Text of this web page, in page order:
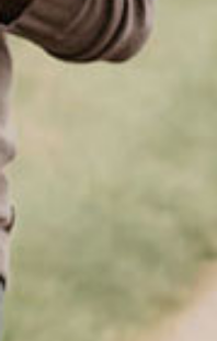
unseren Mirabellenbrand!
Bei der Prämierung
Mirabellenbrand mit der
hinaus erhielten wir als
Ehrenpreis – eine
Qualität und das
unseres Edelbrands würdigt.